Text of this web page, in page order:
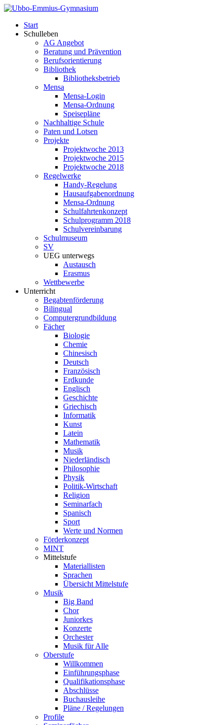
Start
Schulleben
AG Angebot
Beratung und Prävention
Berufsorientierung
Bibliothek
Bibliotheksbetrieb
Mensa
Mensa-Login
Mensa-Ordnung
Speisepläne
Nachhaltige Schule
Paten und Lotsen
Projekte
Projektwoche 2013
Projektwoche 2015
Projektwoche 2018
Regelwerke
Handy-Regelung
Hausaufgabenordnung
Mensa-Ordnung
Schulfahrtenkonzept
Schulprogramm 2018
Schulvereinbarung
Schulmuseum
SV
UEG unterwegs
Austausch
Erasmus
Wettbewerbe
Unterricht
Begabtenförderung
Bilingual
Computergrundbildung
Fächer
Biologie
Chemie
Chinesisch
Deutsch
Französisch
Erdkunde
Englisch
Geschichte
Griechisch
Informatik
Kunst
Latein
Mathematik
Musik
Niederländisch
Philosophie
Physik
Politik-Wirtschaft
Religion
Seminarfach
Spanisch
Sport
Werte und Normen
Förderkonzept
MINT
Mittelstufe
Materiallisten
Sprachen
Übersicht Mittelstufe
Musik
Big Band
Chor
Juniorkes
Konzerte
Orchester
Musik für Alle
Oberstufe
Willkommen
Einführungsphase
Qualifikationsphase
Abschlüsse
Buchausleihe
Pläne / Regelungen
Profile